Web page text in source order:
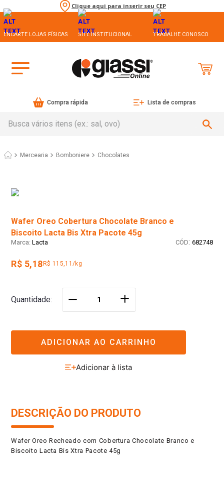
Clique aqui para inserir seu CEP
ENCARTE LOJAS FÍSICAS SITE INSTITUCIONAL TRABALHE CONOSCO
Compra rápida Lista de compras
Mercearia Bomboniere Chocolates
Wafer Oreo Cobertura Chocolate Branco e
Biscoito Lacta Bis Xtra Pacote 45g
Lacta : 682748
R$ 5,18 R$ 115,11/kg
Quantidade ＋
ADICIONAR AO CARRINHO
DESCRIÇÃO DO PRODUTO
Wafer Oreo Recheado com Cobertura Chocolate Branco e
Biscoito Lacta Bis Xtra Pacote 45g